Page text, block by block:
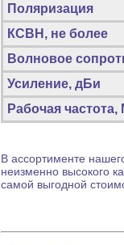
Поляризация
КСВН, не более
Волновое
Усиление, дБи
Рабочая частота,
В ассортименте
неизменно высокого
самой выгодной